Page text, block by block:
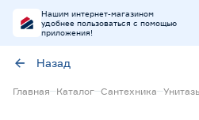
Нашим интернет-магазином
удобнее пользоваться с помощью
приложения!
Назад
Главная Каталог Сантехника